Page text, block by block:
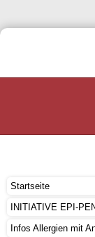
Startseite
INITIATIVE EPI-
Infos Allergien mit